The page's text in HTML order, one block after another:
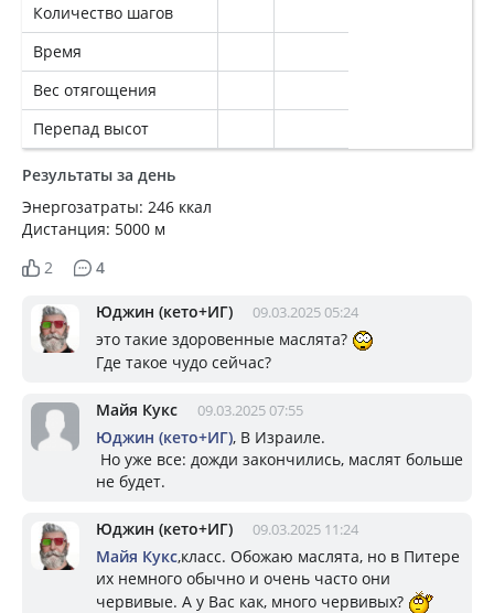
Количество шагов
Время
Вес отягощения
Перепад высот
Результаты за день
Энергозатраты: 246 ккал
Дистанция: 5000 м
2
4
Юджин (кето+ИГ) 09.03.2025 05:24
это такие здоровенные маслята?
Где такое чудо сейчас?
Майя Кукс 09.03.2025 07:55
Юджин (кето+ИГ), В Израиле.
Но уже все: дожди закончились, маслят больше
не будет.
Юджин (кето+ИГ) 09.03.2025 11:24
Майя Кукс,класс. Обожаю маслята, но в Питере
их немного обычно и очень часто они
червивые. А у Вас как, много червивых?